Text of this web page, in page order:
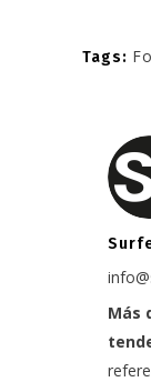
Tags:
Más